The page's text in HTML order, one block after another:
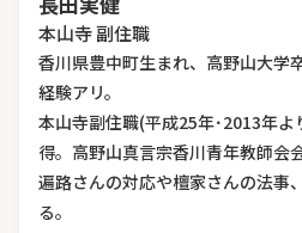
本山寺 副住職
香川県豊中町生まれ、高野山大学
経験アリ。
本山寺副住職(平成25年･2013年
得。高野山真言宗香川青年教師会
遍路さんの対応や檀家さんの法事
る。